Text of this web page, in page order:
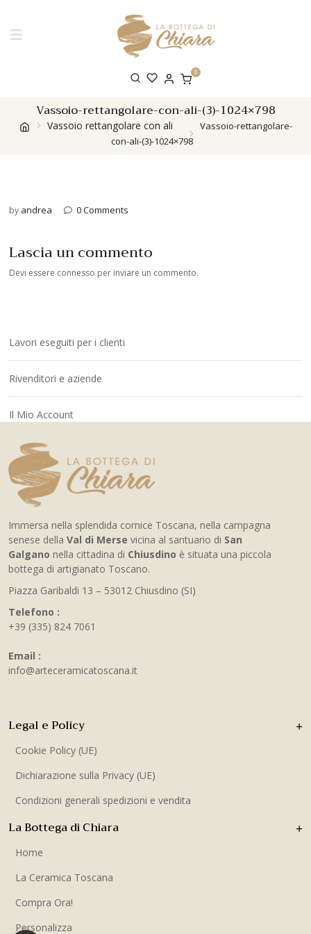
0
Vassoio-rettangolare-con-ali-(3)-1024×798
Vassoio rettangolare con ali
Vassoio-rettangolare-
con-ali-(3)-1024×798
by andrea 0 Comments
Lascia un commento
Devi essere connesso per inviare un commento.
Lavori eseguiti per i clienti
Rivenditori e aziende
Il Mio Account
Immersa nella splendida cornice Toscana, nella campagna
senese della Val di Merse vicina al santuario di San
Galgano nella cittadina di Chiusdino è situata una piccola
bottega di artigianato Toscano.
Piazza Garibaldi 13 – 53012 Chiusdino (SI)
Telefono :
+39 (335) 824 7061
Email :
info@arteceramicatoscana.it
La Bottega di Chiara
Home
La Ceramica Toscana
Compra Ora!
Personalizza
Legal e Policy
Cookie Policy (UE)
Dichiarazione sulla Privacy (UE)
Condizioni generali spedizioni e vendita